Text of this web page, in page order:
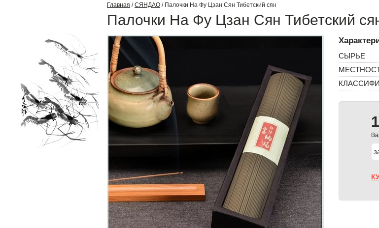
Главная /СЯНДАО / Палочки На Фу Цзан Сян Тибетский сян
Палочки На Фу Цзан Сян Тибетский
СЫРЬЕ